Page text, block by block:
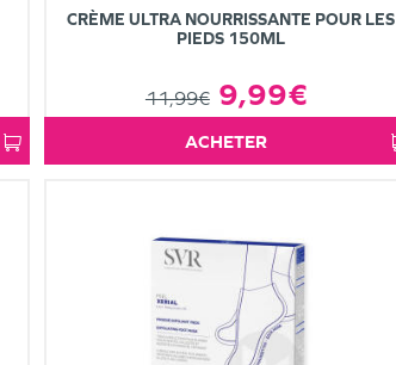
CRÈME ULTRA NOURRISSANTE POUR LES
PIEDS 150ML
11,99€ 9,99€
ACHETER